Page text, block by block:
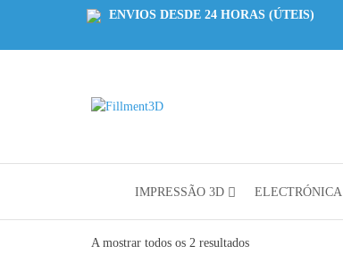
ENVIOS DESDE 24 HORAS (ÚTEIS)
3D
IMPRESSÃO 3D ELECTRÓNICA
A mostrar todos os 2 resultados